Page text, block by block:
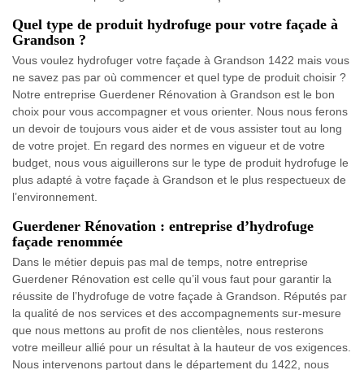
Quel type de produit hydrofuge pour votre façade à
Grandson ?
Vous voulez hydrofuger votre façade à Grandson 1422 mais vous
ne savez pas par où commencer et quel type de produit choisir ?
Notre entreprise Guerdener Rénovation à Grandson est le bon
choix pour vous accompagner et vous orienter. Nous nous ferons
un devoir de toujours vous aider et de vous assister tout au long
de votre projet. En regard des normes en vigueur et de votre
budget, nous vous aiguillerons sur le type de produit hydrofuge le
plus adapté à votre façade à Grandson et le plus respectueux de
l’environnement.
Guerdener Rénovation : entreprise d’hydrofuge
façade renommée
Dans le métier depuis pas mal de temps, notre entreprise
Guerdener Rénovation est celle qu’il vous faut pour garantir la
réussite de l’hydrofuge de votre façade à Grandson. Réputés par
la qualité de nos services et des accompagnements sur-mesure
que nous mettons au profit de nos clientèles, nous resterons
votre meilleur allié pour un résultat à la hauteur de vos exigences.
Nous intervenons partout dans le département du 1422, nous